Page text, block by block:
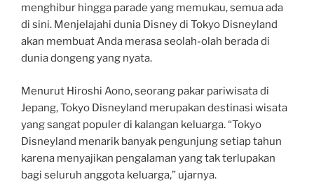
menghibur hingga parade yang memukau, semua ada
di sini. Menjelajahi dunia Disney di Tokyo Disneyland
akan membuat Anda merasa seolah-olah berada di
dunia dongeng yang nyata.
Menurut Hiroshi Aono, seorang pakar pariwisata di
Jepang, Tokyo Disneyland merupakan destinasi wisata
yang sangat populer di kalangan keluarga. “Tokyo
Disneyland menarik banyak pengunjung setiap tahun
karena menyajikan pengalaman yang tak terlupakan
bagi seluruh anggota keluarga,” ujarnya.